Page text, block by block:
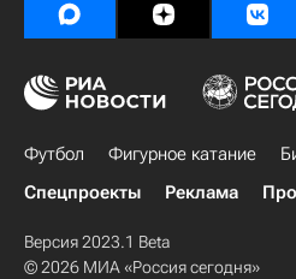
Футбол Фигурное катание
Спецпроекты
Реклама
Версия 2023.1 Beta
© 2026 МИА «Россия сегодня»